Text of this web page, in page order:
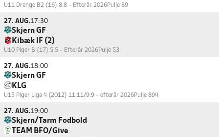
U11 Drenge B2 (16) 8:8 - Efterår 2026Pulje 89
27. AUG.17:30
Skjern GF
Kibæk IF (2)
U10 Piger B (17) 5:5 - Efterår 2026Pulje 53
27. AUG.18:00
Skjern GF
KLG
U15 Piger Liga 4 (2012) 11:11/9:9 - efterår 2026Pulje 894
27. AUG.19:00
Skjern/Tarm Fodbold
TEAM BFO/Give